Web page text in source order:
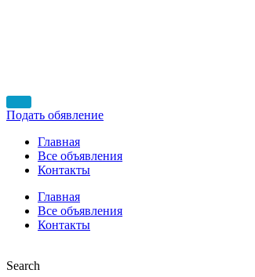
Подать обявление
Главная
Все объявления
Контакты
Главная
Все объявления
Контакты
Search